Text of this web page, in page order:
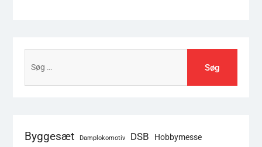
efter:
Byggesæt Damplokomotiv DSB Hobbymesse